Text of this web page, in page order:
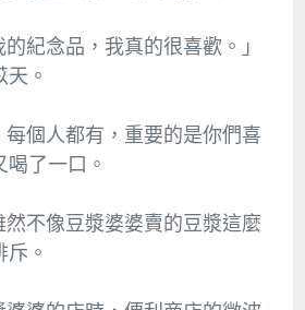
紀念品，我真的很喜歡。」
。
個人都有，重要的是你們喜
了一口。
不像豆漿婆婆賣的豆漿這麼
。